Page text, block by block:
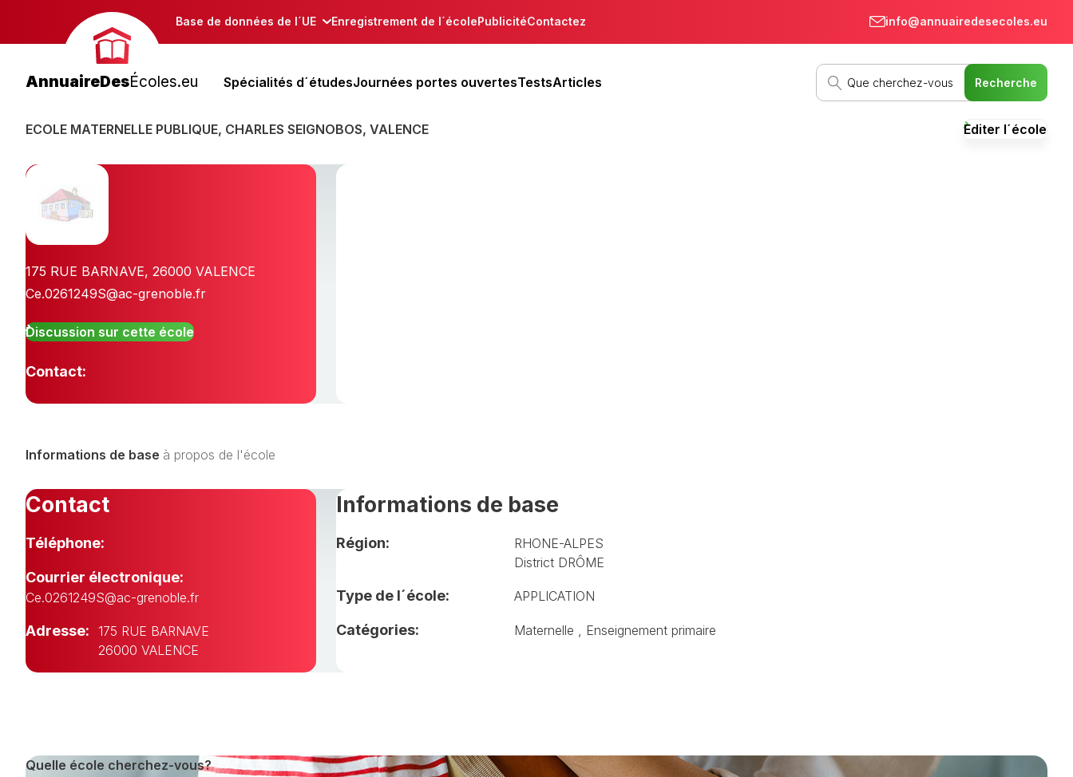
Base de données de l´UE Enregistrement de l´écolePublicitéContactez info@annuairedesecoles.eu
AnnuaireDesÉcoles.eu Spécialités d´étudesJournées portes ouvertesTestsArticles
ECOLE MATERNELLE PUBLIQUE, CHARLES SEIGNOBOS, VALENCE Editer l´école
175 RUE BARNAVE, 26000 VALENCE
Ce.0261249S@ac-grenoble.fr
Discussion sur cette école
Contact:
Informations de base à propos de l'école
Contact
Téléphone:
Courrier électronique:
Ce.0261249S@ac-grenoble.fr
Adresse: 175 RUE BARNAVE
26000 VALENCE
Informations de base
Région:
RHONE-ALPES
District DRÔME
Type de l´école: APPLICATION
Catégories: Maternelle Enseignement primaire
Quelle école cherchez-vous?